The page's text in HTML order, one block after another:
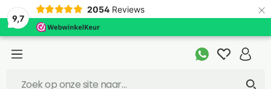
9,7
2054 Reviews ×